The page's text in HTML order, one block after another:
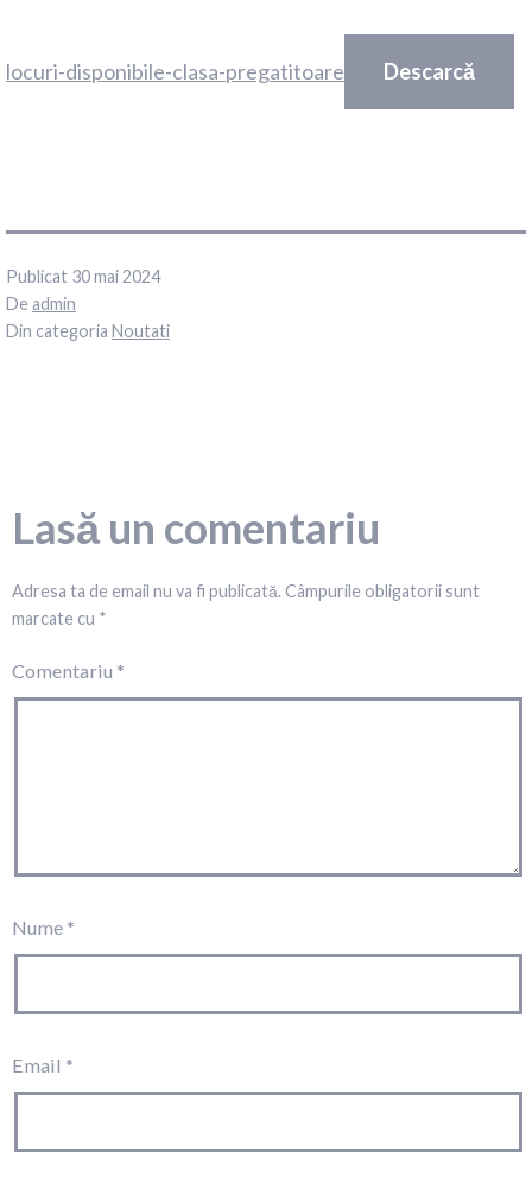
locuri-disponibile-clasa-pregatitoare Descarcă
Publicat 30 mai 2024
De admin
Din categoria Noutati
Lasă un comentariu
Adresa ta de email nu va fi publicată.Câmpurile obligatorii sunt
marcate cu *
Comentariu *
Nume *
Email *